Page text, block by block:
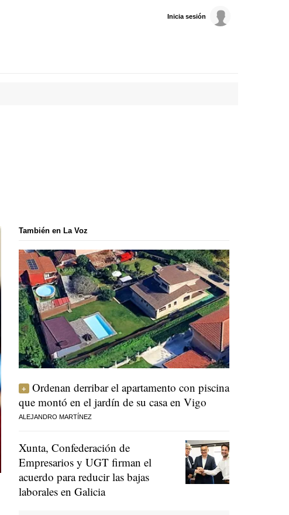
Inicia sesión
También en La Voz
Ordenan derribar el apartamento con piscina
que montó en el jardín de su casa en Vigo
ALEJANDRO MARTÍNEZ
Xunta, Confederación de
Empresarios y UGT firman el
acuerdo para reducir las bajas
laborales en Galicia